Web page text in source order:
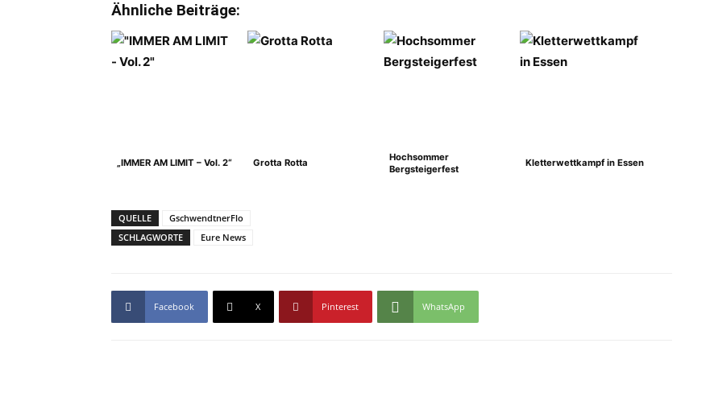
Ähnliche Beiträge:
„IMMER AM LIMIT – Vol. 2“ Grotta Rotta
Hochsommer
Bergsteigerfest
Kletterwettkampf in Essen
QUELLE
GschwendtnerFlo
SCHLAGWORTE
Eure News
Facebook X Pinterest WhatsApp